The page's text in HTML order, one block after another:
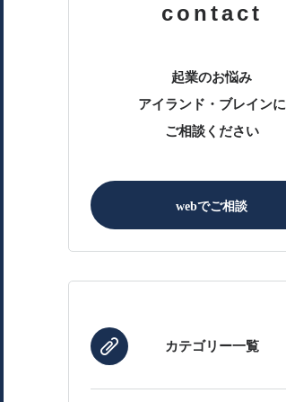
contact
起業のお悩み
アイランド・ブレインに
ご相談ください
webでご相談
カテゴリー一覧